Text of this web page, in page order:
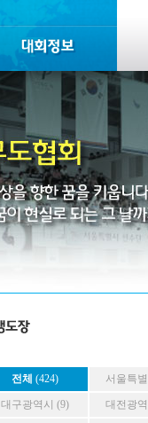
전체 (424) 서울특
대구광역시 (9) 대전광